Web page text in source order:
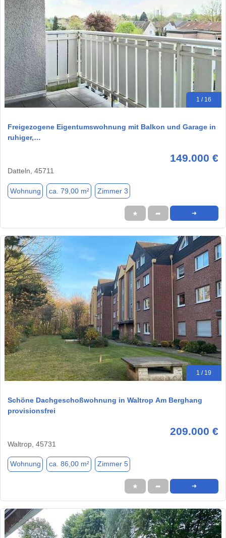
1 / 16
Freigezogene Eigentumswohnung mit Balkon und Garage in
ruhiger,…
149.000 €
Datteln, 45711
Wohnung ca. 79,00 m² Zimmer 3
★ ➦ ➜
1 / 19
Schöne Dachgeschoßwohnung in Waltrop Am Berghang
provisionsfrei
209.000 €
Waltrop, 45731
Wohnung ca. 86,00 m² Zimmer 5
★ ➦ ➜